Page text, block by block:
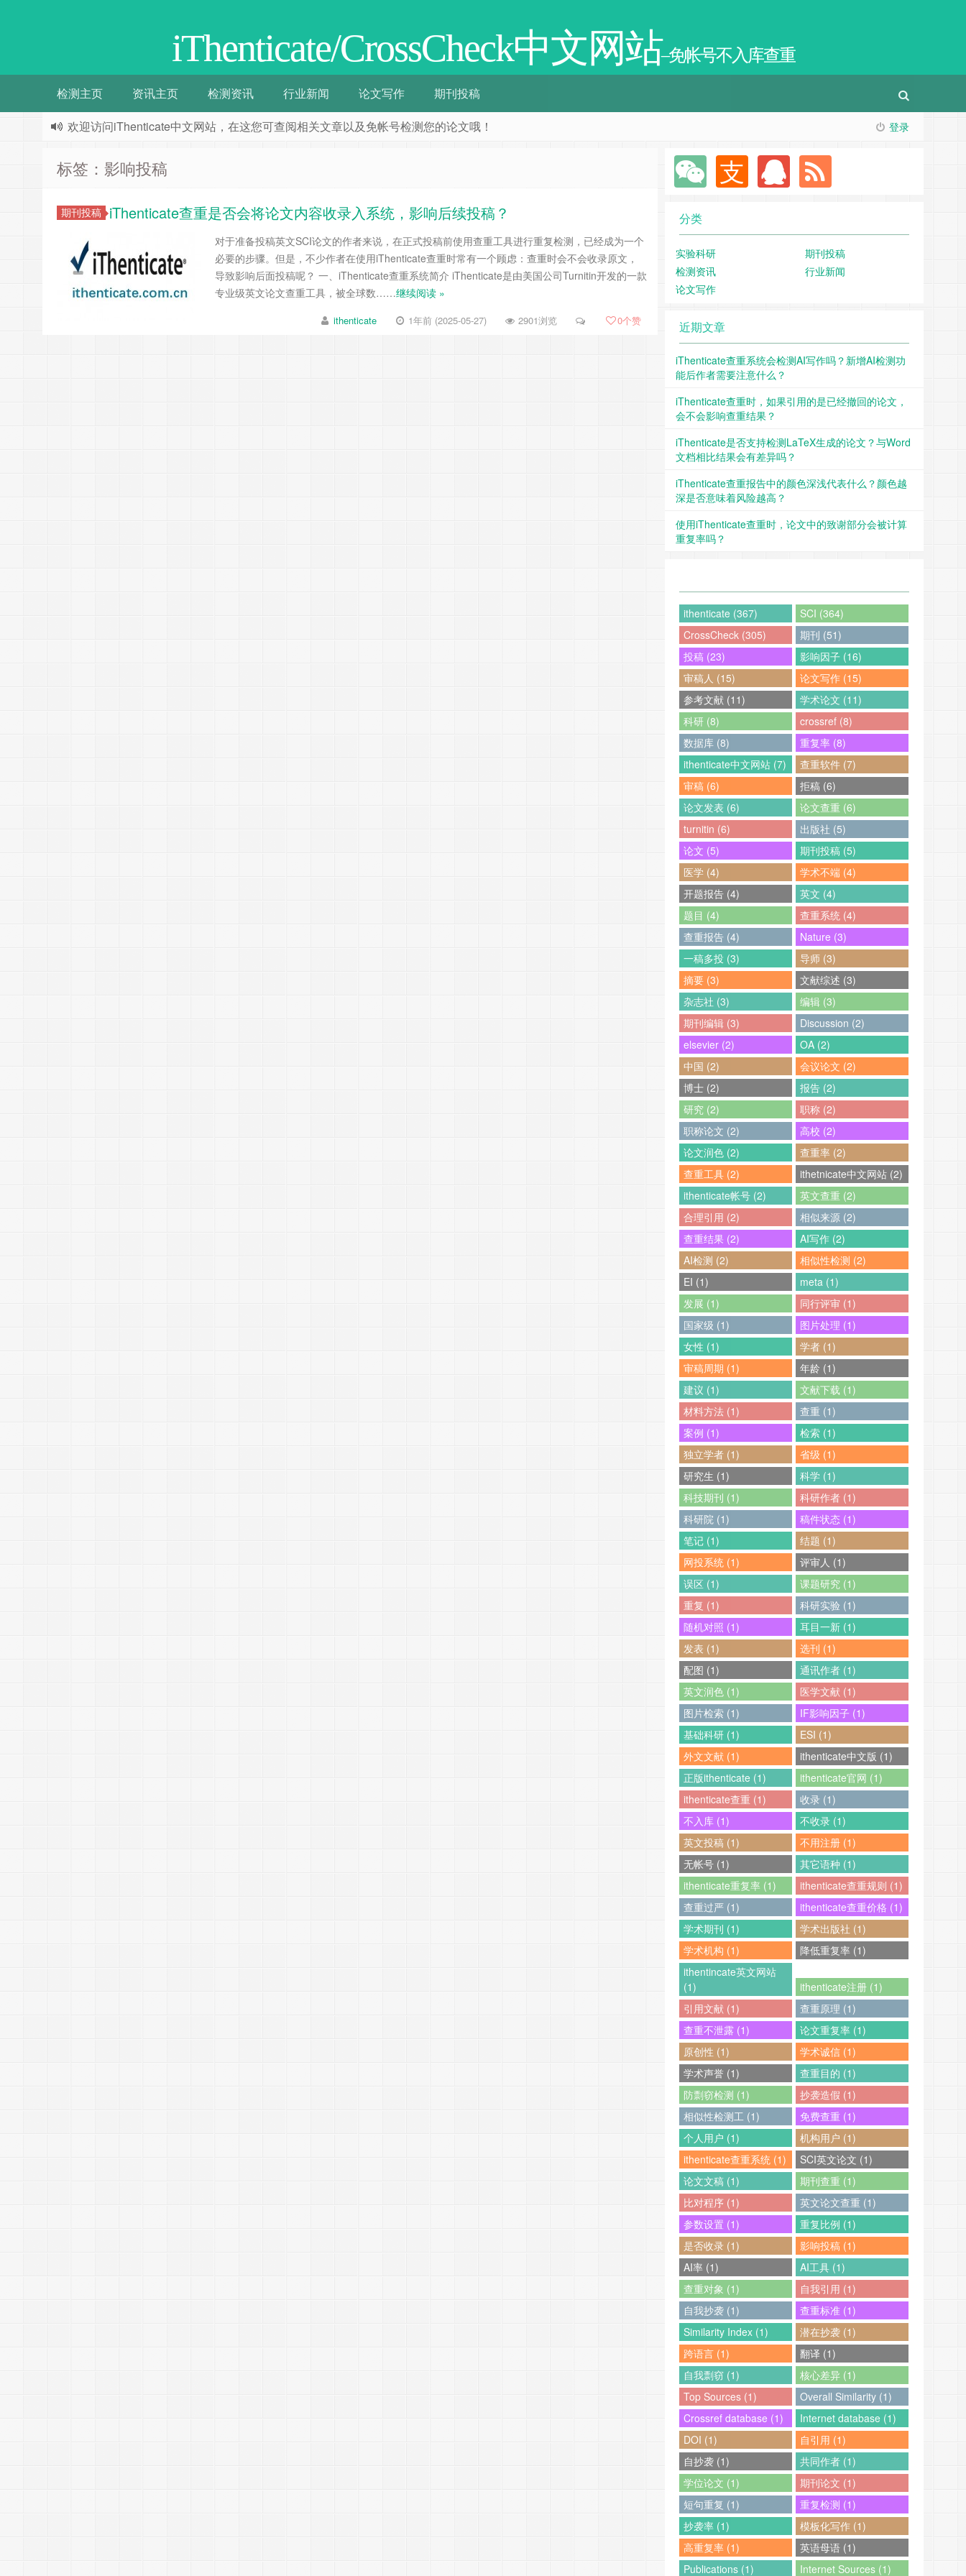
iThenticate/CrossCheck中文网站–免帐号不入库查重
检测主页 资讯主页 检测资讯 行业新闻 论文写作 期刊投稿
登录
欢迎访问iThenticate中文网站，在这您可查阅相关文章以及免帐号检测您的论文哦！
标签：影响投稿
期刊投稿 iThenticate查重是否会将论文内容收录入系统，影响后续投稿？
对于准备投稿英文SCI论文的作者来说，在正式投稿前使用查重工具进行重复检测，已经成为一个
必要的步骤。但是，不少作者在使用iThenticate查重时常有一个顾虑：查重时会不会收录原文，
导致影响后面投稿呢？ 一、iThenticate查重系统简介 iThenticate是由美国公司Turnitin开发的一款
专业级英文论文查重工具，被全球数……继续阅读 »
ithenticate 1年前 (2025-05-27) 2901浏览 0个赞
分类
实验科研
期刊投稿
检测资讯
行业新闻
论文写作
近期文章
iThenticate查重系统会检测AI写作吗？新增AI检测功
能后作者需要注意什么？
iThenticate查重时，如果引用的是已经撤回的论文，
会不会影响查重结果？
iThenticate是否支持检测LaTeX生成的论文？与Word
文档相比结果会有差异吗？
iThenticate查重报告中的颜色深浅代表什么？颜色越
深是否意味着风险越高？
使用iThenticate查重时，论文中的致谢部分会被计算
重复率吗？
ithenticate (367)
SCI (364)
CrossCheck (305)
期刊 (51)
投稿 (23)
影响因子 (16)
审稿人 (15)
论文写作 (15)
参考文献 (11)
学术论文 (11)
科研 (8)
crossref (8)
数据库 (8)
重复率 (8)
ithenticate中文网站 (7)
查重软件 (7)
审稿 (6)
拒稿 (6)
论文发表 (6)
论文查重 (6)
turnitin (6)
出版社 (5)
论文 (5)
期刊投稿 (5)
医学 (4)
学术不端 (4)
开题报告 (4)
英文 (4)
题目 (4)
查重系统 (4)
查重报告 (4)
Nature (3)
一稿多投 (3)
导师 (3)
摘要 (3)
文献综述 (3)
杂志社 (3)
编辑 (3)
期刊编辑 (3)
Discussion (2)
elsevier (2)
OA (2)
中国 (2)
会议论文 (2)
博士 (2)
报告 (2)
研究 (2)
职称 (2)
职称论文 (2)
高校 (2)
论文润色 (2)
查重率 (2)
查重工具 (2)
ithetnicate中文网站 (2)
ithenticate帐号 (2)
英文查重 (2)
合理引用 (2)
相似来源 (2)
查重结果 (2)
AI写作 (2)
AI检测 (2)
相似性检测 (2)
EI (1)
meta (1)
发展 (1)
同行评审 (1)
国家级 (1)
图片处理 (1)
女性 (1)
学者 (1)
审稿周期 (1)
年龄 (1)
建议 (1)
文献下载 (1)
材料方法 (1)
查重 (1)
案例 (1)
检索 (1)
独立学者 (1)
省级 (1)
研究生 (1)
科学 (1)
科技期刊 (1)
科研作者 (1)
科研院 (1)
稿件状态 (1)
笔记 (1)
结题 (1)
网投系统 (1)
评审人 (1)
误区 (1)
课题研究 (1)
重复 (1)
科研实验 (1)
随机对照 (1)
耳目一新 (1)
发表 (1)
选刊 (1)
配图 (1)
通讯作者 (1)
英文润色 (1)
医学文献 (1)
图片检索 (1)
IF影响因子 (1)
基础科研 (1)
ESI (1)
外文文献 (1)
ithenticate中文版 (1)
正版ithenticate (1)
ithenticate官网 (1)
ithenticate查重 (1)
收录 (1)
不入库 (1)
不收录 (1)
英文投稿 (1)
不用注册 (1)
无帐号 (1)
其它语种 (1)
ithenticate重复率 (1)
ithenticate查重规则 (1)
查重过严 (1)
ithenticate查重价格 (1)
学术期刊 (1)
学术出版社 (1)
学术机构 (1)
降低重复率 (1)
ithentincate英文网站
(1)
ithenticate注册 (1)
引用文献 (1)
查重原理 (1)
查重不泄露 (1)
论文重复率 (1)
原创性 (1)
学术诚信 (1)
学术声誉 (1)
查重目的 (1)
防剽窃检测 (1)
抄袭造假 (1)
相似性检测工 (1)
免费查重 (1)
个人用户 (1)
机构用户 (1)
ithenticate查重系统 (1)
SCI英文论文 (1)
论文文稿 (1)
期刊查重 (1)
比对程序 (1)
英文论文查重 (1)
参数设置 (1)
重复比例 (1)
是否收录 (1)
影响投稿 (1)
AI率 (1)
AI工具 (1)
查重对象 (1)
自我引用 (1)
自我抄袭 (1)
查重标准 (1)
Similarity Index (1)
潜在抄袭 (1)
跨语言 (1)
翻译 (1)
自我剽窃 (1)
核心差异 (1)
Top Sources (1)
Overall Similarity (1)
Crossref database (1)
Internet database (1)
DOI (1)
自引用 (1)
自抄袭 (1)
共同作者 (1)
学位论文 (1)
期刊论文 (1)
短句重复 (1)
重复检测 (1)
抄袭率 (1)
模板化写作 (1)
高重复率 (1)
英语母语 (1)
Publications (1)
Internet Sources (1)